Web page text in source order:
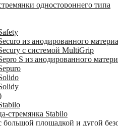
одностороннего типа
из анодированного
с системой MultiGrip
S из анодированного
стремянка Stabilo
большой площадкой и дугой